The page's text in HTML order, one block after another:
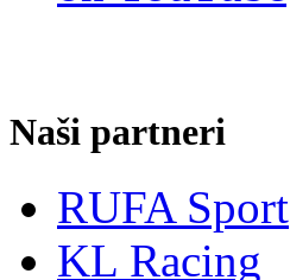
Naši partneri
RUFA Sport
KL Racing